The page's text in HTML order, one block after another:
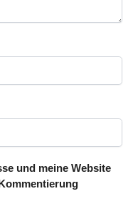
und meine Website